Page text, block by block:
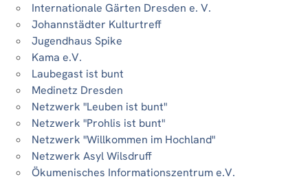
Internationale Gärten Dresden e. V.
Johannstädter Kulturtreff
Jugendhaus Spike
Kama e.V.
Laubegast ist bunt
Medinetz Dresden
Netzwerk "Leuben ist bunt"
Netzwerk "Prohlis ist bunt"
Netzwerk "Willkommen im Hochland"
Netzwerk Asyl Wilsdruff
Ökumenisches Informationszentrum e.V.